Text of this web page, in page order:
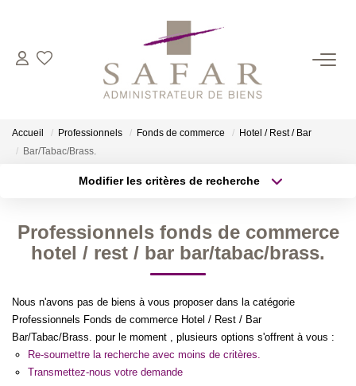
NOS CABINETS
Gescofim – Finorgest Paris
Gescofim - Finorgest Aulnay
Nous Rejoindre
NOS MÉTIERS
Nos Métiers
Accueil Professionnels Fonds de commerce
Hotel / Rest / Bar
Bar/Tabac/Brass.
Modifier les critères de recherche
Sélectionnez...
Type de bien
Surface min
Créer une alerte
Professionnels fonds de commerce
hotel / rest / bar bar/tabac/brass.
Nous n'avons pas de biens à vous proposer dans la catégorie
Professionnels Fonds de commerce Hotel / Rest / Bar
Bar/Tabac/Brass. pour le moment , plusieurs options s'offrent à vous :
Re-soumettre la recherche avec moins de critères.
Transmettez-nous votre demande